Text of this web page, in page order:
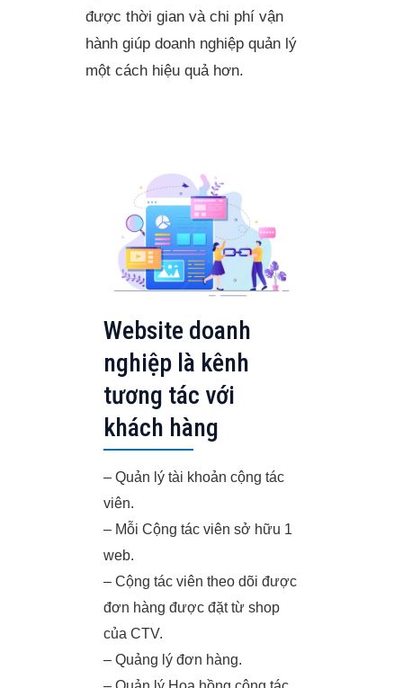
được thời gian và chi phí vận
hành giúp doanh nghiệp quản lý
một cách hiệu quả hơn.
Website doanh
nghiệp là kênh
tương tác với
khách hàng
– Quản lý tài khoản cộng tác
viên.
– Mỗi Cộng tác viên sở hữu 1
web.
– Cộng tác viên theo dõi được
đơn hàng được đặt từ shop
của CTV.
– Quảng lý đơn hàng.